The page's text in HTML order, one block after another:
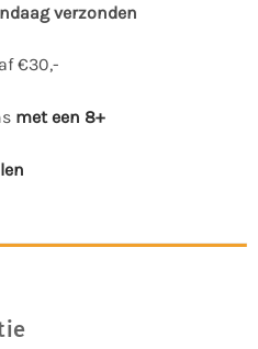
verzonden
€30,-
met een 8+